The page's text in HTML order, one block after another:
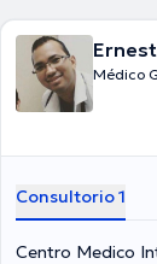
Médico
Consultorio 1
Centro Medico